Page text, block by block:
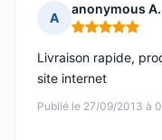
A
anonymous A.
Note : 5 sur 5
Publié le 27/09/2013 à
Livraison rapide,
site internet